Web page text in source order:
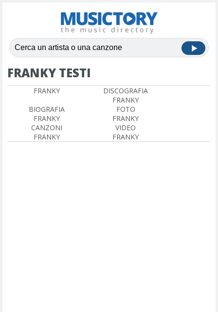
FRANKY TESTI
FRANKY
DISCOGRAFIA
FRANKY
BIOGRAFIA
FRANKY
FOTO
FRANKY
CANZONI
FRANKY
VIDEO
FRANKY